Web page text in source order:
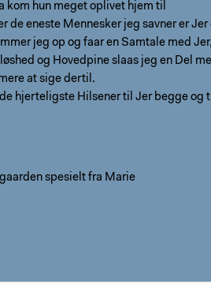
kom hun meget oplivet hjem til
de eneste Mennesker jeg savner er Jer
jeg op og faar en Samtale med Jer,
og Hovedpine slaas jeg en Del
at sige dertil.
hjerteligste Hilsener til Jer begge og
spesielt fra Marie